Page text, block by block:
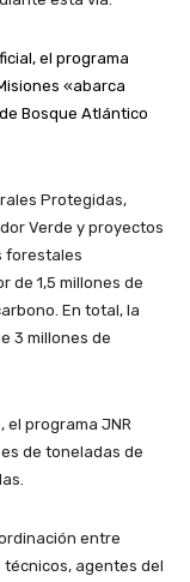
el programa
«abarca
Bosque Atlántico
Protegidas,
Verde y proyectos
forestales
de 1,5 millones de
En total, la
3 millones de
el programa JNR
de toneladas de
entre
agentes del